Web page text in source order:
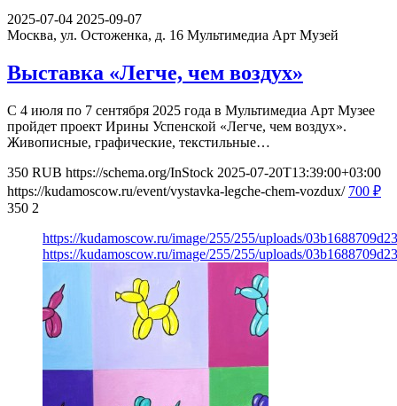
2025-07-04 2025-09-07
Москва, ул. Остоженка, д. 16 Мультимедиа Арт Музей
Выставка «Легче, чем воздух»
С 4 июля по 7 сентября 2025 года в Мультимедиа Арт Музее
пройдет проект Ирины Успенской «Легче, чем воздух».
Живописные, графические, текстильные…
350 RUB https://schema.org/InStock 2025-07-20T13:39:00+03:00
https://kudamoscow.ru/event/vystavka-legche-chem-vozdux/ 700 ₽
350 2
https://kudamoscow.ru/image/255/255/uploads/
https://kudamoscow.ru/image/255/255/uploads/